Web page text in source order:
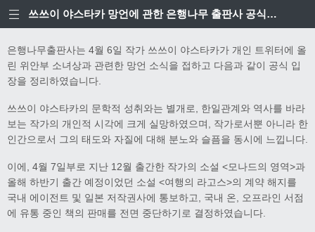
쓰쓰이 야스타카 망언에 관한 은행나무 출판사 공식입장
은행나무출판사는 4월 6일 작가 쓰쓰이 야스타카가 개인 트위터에 올
린 위안부 소녀상과 관련한 망언 소식을 접하고 다음과 같이 공식 입
장을 정리하였습니다.
쓰쓰이 야스타카의 문학적 성취와는 별개로, 한일관계와 역사를 바라
보는 작가의 개인적 시각에 크게 실망하였으며, 작가로서뿐 아니라 한
인간으로서 그의 태도와 자질에 대해 분노와 슬픔을 동시에 느낍니다.
이에, 4월 7일부로 지난 12월 출간한 작가의 소설 <모나드의 영역>과
올해 하반기 출간 예정이었던 소설 <여행의 라고스>의 계약 해지를
국내 에이전트 및 일본 저작권사에 통보하고, 국내 온, 오프라인 서점
에 유통 중인 책의 판매를 전면 중단하기로 결정하였습니다.